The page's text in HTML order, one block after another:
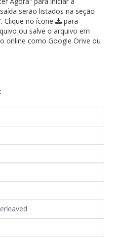
serão listados na seção
Clique no ícone
para
ou salve o arquivo em
online como Google Drive ou